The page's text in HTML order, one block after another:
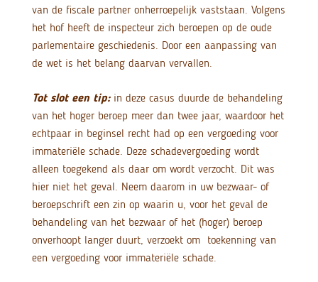
van de fiscale partner onherroepelijk vaststaan. Volgens
het hof heeft de inspecteur zich beroepen op de oude
parlementaire geschiedenis. Door een aanpassing van
de wet is het belang daarvan vervallen.
Tot slot een tip:in deze casus duurde de behandeling
van het hoger beroep meer dan twee jaar, waardoor het
echtpaar in beginsel recht had op een vergoeding voor
immateriële schade. Deze schadevergoeding wordt
alleen toegekend als daar om wordt verzocht. Dit was
hier niet het geval. Neem daarom in uw bezwaar- of
beroepschrift een zin op waarin u, voor het geval de
behandeling van het bezwaar of het (hoger) beroep
onverhoopt langer duurt, verzoekt om toekenning van
een vergoeding voor immateriële schade.